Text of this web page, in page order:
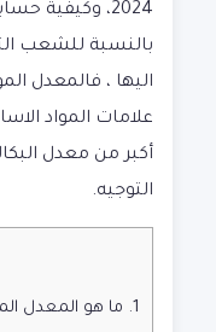
2024، وكيفية
بالنسبة للشعب
اليها ، فالمعدل
علامات المواد
أكبر من معدل
التوجيه.
1.
ما هو المعدل